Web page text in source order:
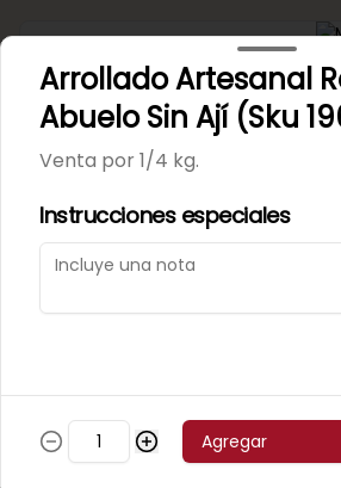
Mortadela Jamonada
Supercerdo (Sku 101)
Venta por 1/4 kg.
Mortadela Jamonada
Arrollado Artesanal
Abuelo Sin Ají (Sku
Venta por 1/4 kg.
Instrucciones especiales
Agregar